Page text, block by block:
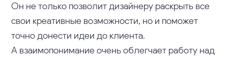
Он не только позволит дизайнеру раскрыть все
свои креативные возможности, но и поможет
точно донести идеи до клиента.
А взаимопонимание очень облегчает работу над